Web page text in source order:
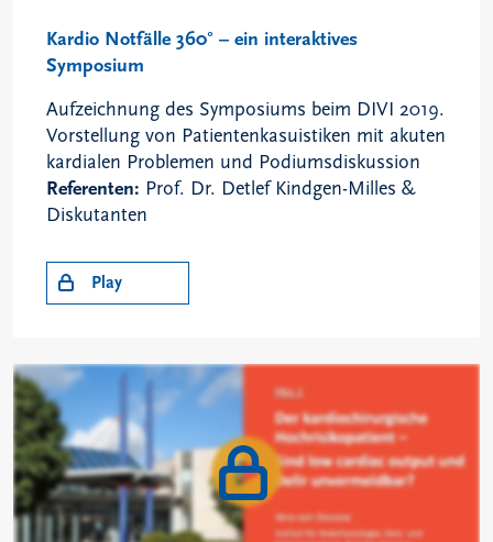
Kardio Notfälle 360° – ein interaktives
Symposium
Aufzeichnung des Symposiums beim DIVI 2019.
Vorstellung von Patientenkasuistiken mit akuten
kardialen Problemen und Podiumsdiskussion
Referenten: Prof. Dr. Detlef Kindgen-Milles &
Diskutanten
Play